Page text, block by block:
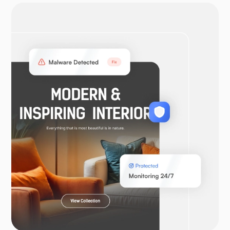
ووكومرس